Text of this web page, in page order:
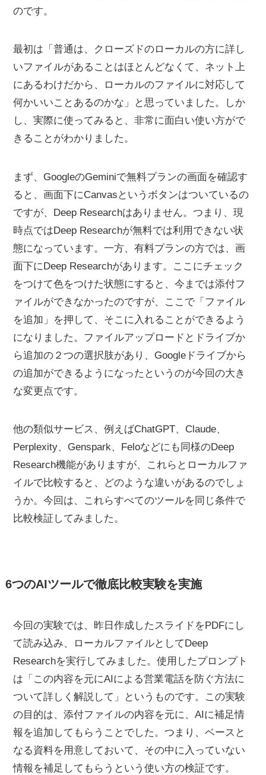
のです。
最初は「普通は、クローズドのローカルの方に詳し
いファイルがあることはほとんどなくて、ネット上
にあるわけだから、ローカルのファイルに対応して
何かいいことあるのかな」と思っていました。しか
し、実際に使ってみると、非常に面白い使い方がで
きることがわかりました。
まず、GoogleのGeminiで無料プランの画面を確認す
ると、画面下にCanvasというボタンはついているの
ですが、Deep Researchはありません。つまり、現
時点ではDeep Researchが無料では利用できない状
態になっています。一方、有料プランの方では、画
面下にDeep Researchがあります。ここにチェック
をつけて色をつけた状態にすると、今までは添付フ
ァイルができなかったのですが、ここで「ファイル
を追加」を押して、そこに入れることができるよう
になりました。ファイルアップロードとドライブか
ら追加の２つの選択肢があり、Googleドライブから
の追加ができるようになったというのが今回の大き
な変更点です。
他の類似サービス、例えばChatGPT、Claude、
Perplexity、Genspark、Feloなどにも同様のDeep
Research機能がありますが、これらとローカルファ
イルで比較すると、どのような違いがあるのでしょ
うか。今回は、これらすべてのツールを同じ条件で
比較検証してみました。
6つのAIツールで徹底比較実験を実施
今回の実験では、昨日作成したスライドをPDFにし
て読み込み、ローカルファイルとしてDeep
Researchを実行してみました。使用したプロンプト
は「この内容を元にAIによる営業電話を防ぐ方法に
ついて詳しく解説して」というものです。この実験
の目的は、添付ファイルの内容を元に、AIに補足情
報を追加してもらうことでした。つまり、ベースと
なる資料を用意しておいて、その中に入っていない
情報を補足してもらうという使い方の検証です。